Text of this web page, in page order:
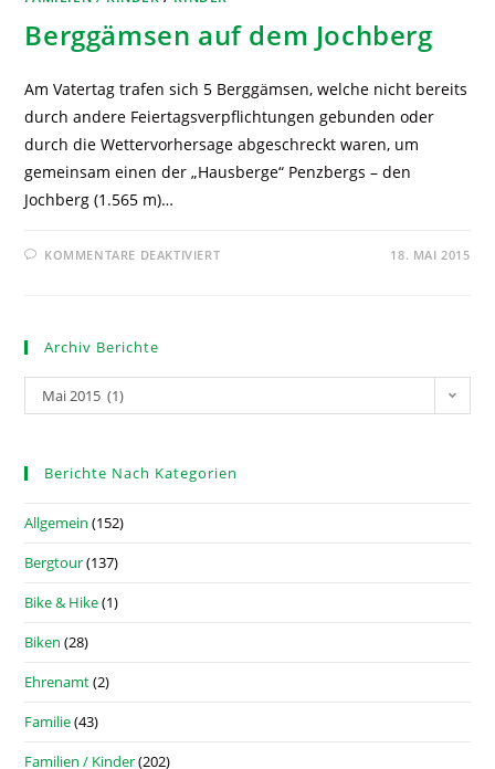
Berggämsen auf dem Jochberg
Am Vatertag trafen sich 5 Berggämsen, welche nicht bereits
durch andere Feiertagsverpflichtungen gebunden oder
durch die Wettervorhersage abgeschreckt waren, um
gemeinsam einen der „Hausberge“ Penzbergs – den
Jochberg (1.565 m)…
KOMMENTARE DEAKTIVIERT 18. MAI 2015
Archiv Berichte
Mai 2015 (1)
Berichte Nach Kategorien
Allgemein (152)
Bergtour(137)
Bike & Hike(1)
Biken (28)
Ehrenamt(2)
Familie(43)
Familien / Kinder(202)